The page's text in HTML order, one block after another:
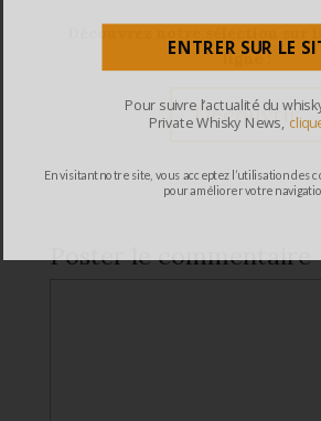
ligne :
Découvrir
Poster le commentaire
ENTRER SUR LE
En visitant notre site, vous acceptez l’utilisation des
pour améliorer votre
Pour suivre l’actualité du
Private Whisky News,